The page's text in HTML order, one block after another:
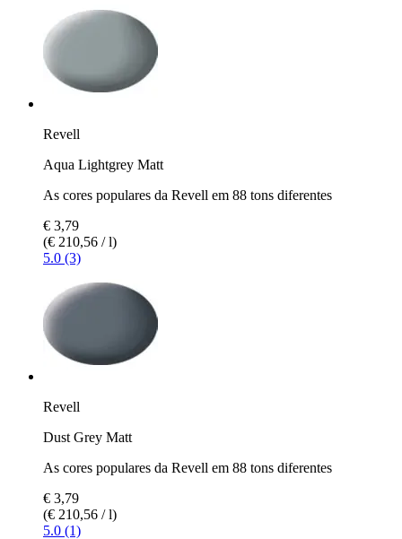
Revell
Aqua Lightgrey Matt
As cores populares da Revell em 88 tons diferentes
€ 3,79
(€ 210,56 / l)
5.0 (3)
Revell
Dust Grey Matt
As cores populares da Revell em 88 tons diferentes
€ 3,79
(€ 210,56 / l)
5.0 (1)